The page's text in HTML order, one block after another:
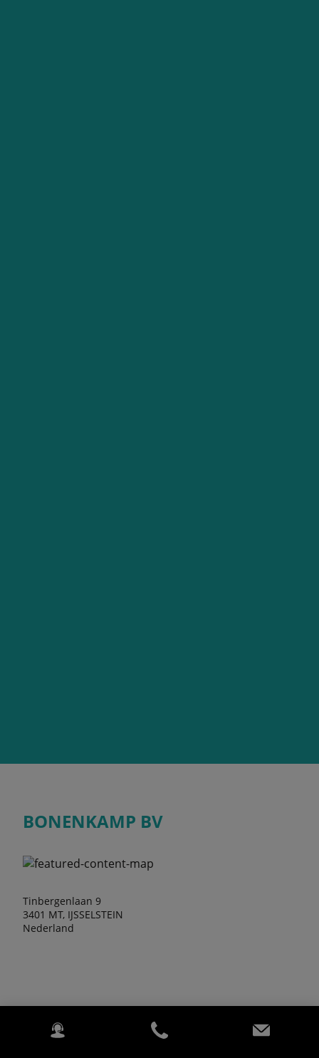
BONENKAMP BV
Tinbergenlaan 9
3401 MT, IJSSELSTEIN
Nederland
Openingstijden
Maandag
07:45 - 17:00